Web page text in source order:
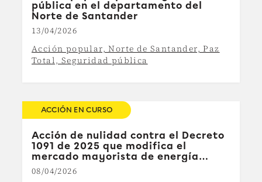
pública en el departamento del
Norte de Santander
13/04/2026
Acción popular, Norte de Santander, Paz
Total, Seguridad pública
ACCIÓN EN CURSO
Acción de nulidad contra el Decreto
1091 de 2025 que modifica el
mercado mayorista de energía
respecto de contratos a largo plazo
08/04/2026